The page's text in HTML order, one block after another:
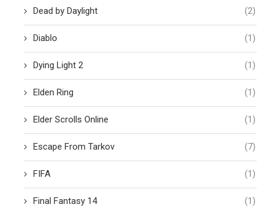
Dead by Daylight (2)
Diablo (1)
Dying Light 2 (1)
Elden Ring (1)
Elder Scrolls Online (1)
Escape From Tarkov (7)
FIFA (1)
Final Fantasy 14 (1)